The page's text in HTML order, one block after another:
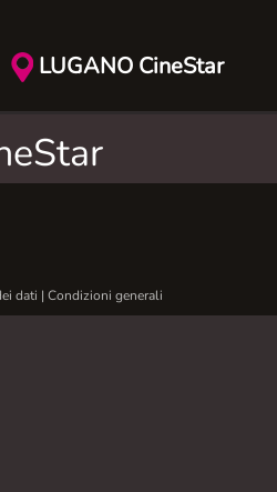
LUGANO CineStar
dati | Condizioni generali